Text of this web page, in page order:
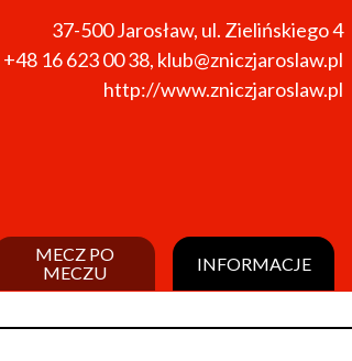
37-500Jarosław, ul. Zielińskiego 4
+48 16 623 00 38, klub@zniczjaroslaw.pl
http://www.zniczjaroslaw.pl
MECZ PO
MECZU
INFORMACJE